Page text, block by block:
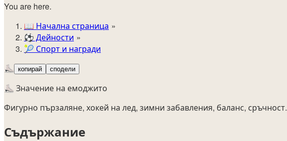
You are here.
📖 Начална страница
⚽️ Дейности
🎾 Спорт и награди
⛸️ копирай сподели
⛸️ Значение на емоджито
Фигурно пързаляне, хокей на лед, зимни забавления, баланс, сръчност.
Съдържание